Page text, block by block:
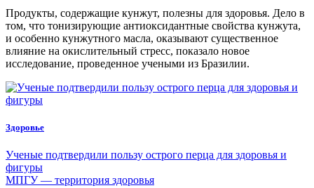
Продукты, содержащие кунжут, полезны для здоровья. Дело в
том, что тонизирующие антиоксидантные свойства кунжута,
и особенно кунжутного масла, оказывают существенное
влияние на окислительный стресс, показало новое
исследование, проведенное учеными из Бразилии.
Здоровье
Ученые подтвердили пользу острого перца для здоровья и
фигуры
МПГУ — территория здоровья